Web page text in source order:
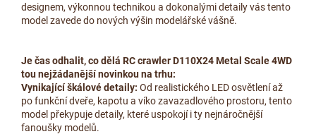
designem, výkonnou technikou a dokonalými detaily vás tento
model zavede do nových výšin modelářské vášně.
Je čas odhalit, co dělá RC crawler D110X24 Metal Scale 4WD
tou nejžádanější novinkou na trhu:
Vynikající škálové detaily: Od realistického LED osvětlení až
po funkční dveře, kapotu a víko zavazadlového prostoru, tento
model překypuje detaily, které uspokojí i ty nejnáročnější
fanoušky modelů.